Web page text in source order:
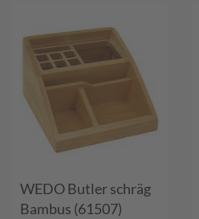
WEDO Butler schräg
Bambus (61507)